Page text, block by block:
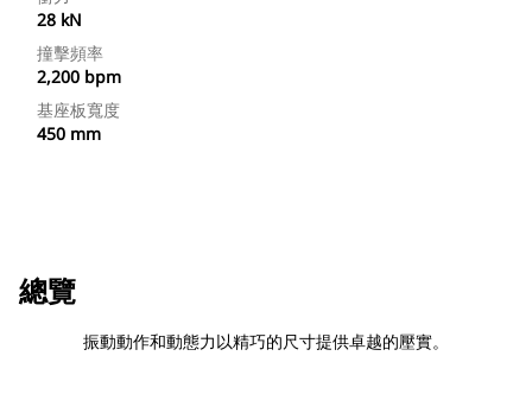
28 kN
撞擊頻率
2,200 bpm
基座板寬度
450 mm
總覽
振動動作和動態力以精巧的尺寸提供卓越的壓實。